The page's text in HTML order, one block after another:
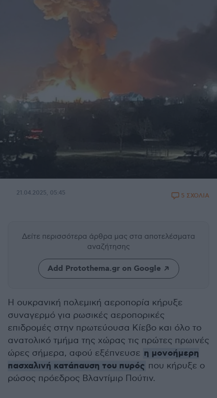
21.04.2025, 05:45 5 ΣΧΟΛΙΑ
Δείτε περισσότερα άρθρα μας στα αποτελέσματα
αναζήτησης
Add Protothema.gr on Google
Η ουκρανική πολεμική αεροπορία κήρυξε
συναγερμό για ρωσικές αεροπορικές
επιδρομές στην πρωτεύουσα Κίεβο και όλο το
ανατολικό τμήμα της χώρας τις πρώτες πρωινές
ώρες σήμερα, αφού εξέπνευσε η μονοήμερη
πασχαλινή κατάπαυση του πυρός που κήρυξε ο
ρώσος πρόεδρος Βλαντίμιρ Πούτιν.